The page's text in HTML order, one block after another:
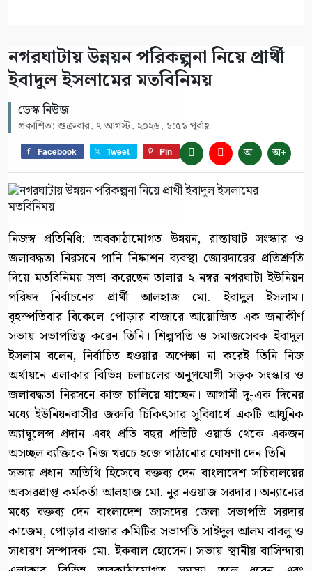
নগরঘাটায় উন্নয়ন পরিকল্পনা নিয়ে প্রার্থী
ইবাদুল ইসলামের মতবিনিময়
ডেস্ক নিউজ
প্রকাশিত: শুক্রবার, ৭ আগস্ট, ২০২৬, ১:৫১ পূর্বাহ্ণ
Facebook Tweet Pin অ- অ+
নিজস্ব প্রতিনিধি: অবকাঠামোগত উন্নয়ন, রাস্তাঘাট সংস্কার ও
জলাবদ্ধতা নিরসনে পানি নিষ্কাশন ব্যবস্থা জোরদারের প্রতিশ্রুতি
দিয়ে মতবিনিময় সভা করেছেন তালার ২ নম্বর নগরঘাটা ইউনিয়ন
পরিষদ নির্বাচনের প্রার্থী আলহাজ মো. ইবাদুল ইসলাম।
বৃহস্পতিবার বিকেলে পোড়ার বাজারে আয়োজিত এক জনাকীর্ণ
সভায় সভাপতিত্ব করেন তিনি। শিল্পপতি ও সমাজসেবক ইবাদুল
ইসলাম বলেন, নির্বাচিত হওয়ার অপেক্ষা না করেই তিনি নিজ
অর্থায়নে এলাকার বিভিন্ন চলাচলের অনুপযোগী সড়ক সংস্কার ও
জলাবদ্ধতা নিরসনে কাজ চালিয়ে যাচ্ছেন। আগামী দু-এক দিনের
মধ্যে ইউনিয়নবাসীর জরুরি চিকিৎসার সুবিধার্থে একটি আধুনিক
অ্যাম্বুলেন্স প্রদান এবং প্রতি বছর প্রতিটি ওয়ার্ড থেকে একজন
অসচ্ছল ব্যক্তিকে নিজ খরচে হজে পাঠানোর ঘোষণা দেন তিনি।
সভায় প্রধান অতিথি হিসেবে বক্তব্য দেন বাংলাদেশ সচিবালয়ের
অবসরপ্রাপ্ত কর্মকর্তা আলহাজ মো. নুর নওয়াজ সরদার। অন্যান্যের
মধ্যে বক্তব্য দেন বাংলাদেশ জাসদের জেলা সভাপতি সরদার
কাজেম, পোড়ার বাজার কমিটির সভাপতি সাইদুল আলম বাবলু ও
সাধারণ সম্পাদক মো. ইকবাল হোসেন। সভায় স্থানীয় বাসিন্দারা